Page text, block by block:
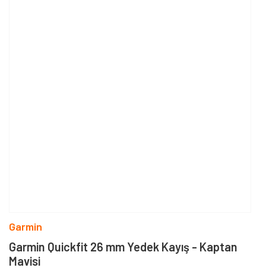
Garmin
Garmin Quickfit 26 mm Yedek Kayış - Kaptan
Mavisi